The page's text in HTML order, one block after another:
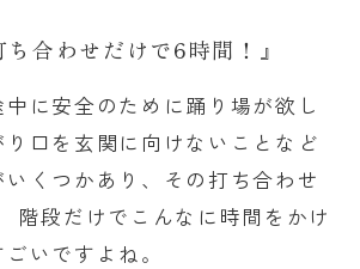
合わせだけで6時間！』
に安全のために踊り場が欲し
口を玄関に向けないことなど
くつかあり、その打ち合わせ
段だけでこんなに時間をかけ
いですよね。